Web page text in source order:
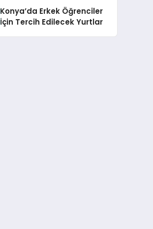
Sindirildiğini Ortaya Koydu
Konya’da Erkek Öğrenciler
İçin Tercih Edilecek Yurtlar